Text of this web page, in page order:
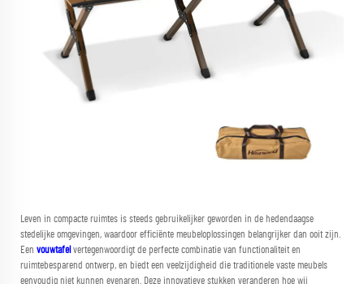
Leven in compacte ruimtes is steeds gebruikelijker geworden in de hedendaagse
stedelijke omgevingen, waardoor efficiënte meubeloplossingen belangrijker dan ooit zijn.
Een vouwtafel vertegenwoordigt de perfecte combinatie van functionaliteit en
ruimtebesparend ontwerp, en biedt een veelzijdigheid die traditionele vaste meubels
eenvoudig niet kunnen evenaren. Deze innovatieve stukken veranderen hoe wij